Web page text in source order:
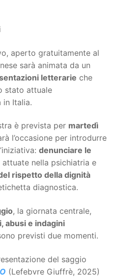
aperto gratuitamente al
sarà animata da un
letterarie che
stato attuale
in Italia.
è prevista per martedì
l’occasione per introdurre
denunciare le
attuate nella psichiatria e
rispetto della dignità
diagnostica.
, la giornata centrale,
abusi e indagini
previsti due momenti.
del saggio
(Lefebvre Giuffrè, 2025)